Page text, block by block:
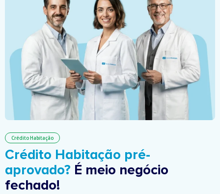
Crédito Habitação
Crédito Habitação pré-
aprovado? É meio negócio
fechado!